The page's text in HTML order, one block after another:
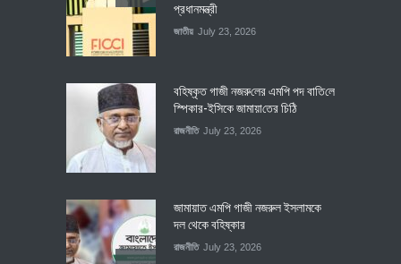
প্রধানমন্ত্রী
জাতীয় July 23, 2026
বহিষ্কৃত গাজী নজরু‌লের এম‌পি পদ বা‌তি‌লে
স্পিকার-ইসিকে জামায়া‌তের চি‌ঠি
রাজনীতি July 23, 2026
জামায়াত এমপি গাজী নজরুল ইসলামকে
দল থেকে বহিষ্কার
রাজনীতি July 23, 2026